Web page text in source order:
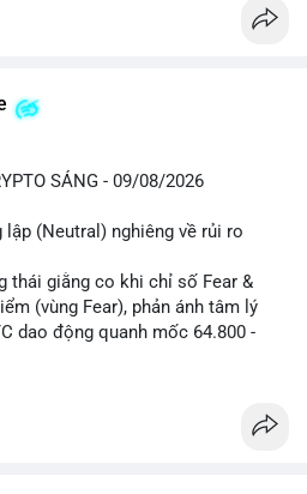
Life đưa BTC vào sản phẩm bảo
đầu tư 100 triệu USD.
SÁNG - 09/08/2026
lập (Neutral) nghiêng về rủi ro
thái giằng co khi chỉ số Fear &
(vùng Fear), phản ánh tâm lý
dao động quanh mốc 64.800 -
nhận trong 24h qua, tổng trị giá